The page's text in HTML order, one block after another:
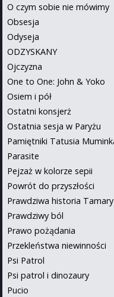
O czym sobie nie mówimy
Obsesja
Odyseja
ODZYSKANY
Ojczyzna
One to One: John & Yoko
Osiem i pół
Ostatni konsjerż
Ostatnia sesja w Paryżu
Pamiętniki Tatusia
Parasite
Pejzaż w kolorze sepii
Powrót do przyszłości
Prawdziwa historia
Prawdziwy ból
Prawo pożądania
Przekleństwa niewinności
Psi Patrol
Psi patrol i dinozaury
Pucio